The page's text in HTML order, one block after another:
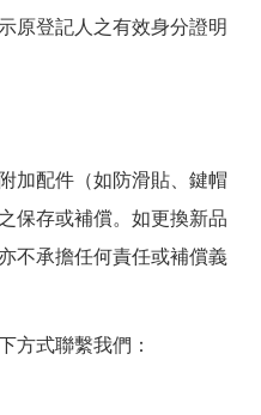
原登記人之有效身分證明
加配件（如防滑貼、鍵帽
保存或補償。如更換新品
不承擔任何責任或補償義
方式聯繫我們：